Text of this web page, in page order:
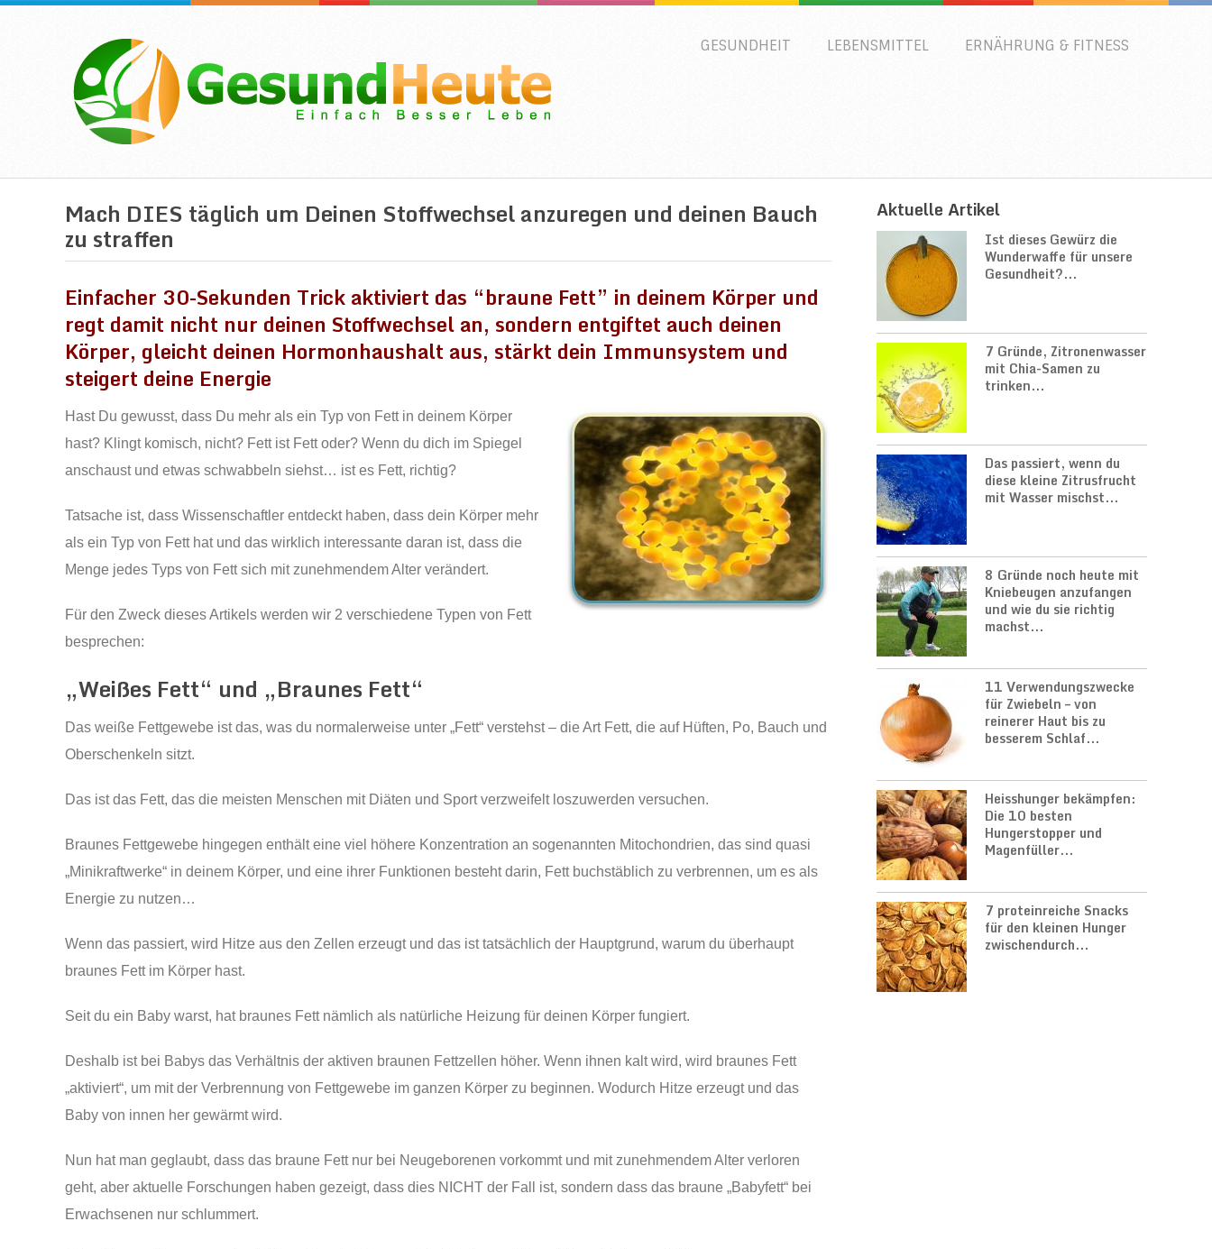
GESUNDHEIT LEBENSMITTEL ERNÄHRUNG & FITNESS
Mach DIES täglich um Deinen Stoffwechsel anzuregen und deinen Bauch
zu straffen
Einfacher 30-Sekunden Trick aktiviert das “braune Fett” in deinem Körper und
regt damit nicht nur deinen Stoffwechsel an, sondern entgiftet auch deinen
Körper, gleicht deinen Hormonhaushalt aus, stärkt dein Immunsystem und
steigert deine Energie
Hast Du gewusst, dass Du mehr als ein Typ von Fett in deinem Körper
hast? Klingt komisch, nicht? Fett ist Fett oder? Wenn du dich im Spiegel
anschaust und etwas schwabbeln siehst… ist es Fett, richtig?
Tatsache ist, dass Wissenschaftler entdeckt haben, dass dein Körper mehr
als ein Typ von Fett hat und das wirklich interessante daran ist, dass die
Menge jedes Typs von Fett sich mit zunehmendem Alter verändert.
Für den Zweck dieses Artikels werden wir 2 verschiedene Typen von Fett
besprechen:
„Weißes Fett“ und „Braunes Fett“
Das weiße Fettgewebe ist das, was du normalerweise unter „Fett“ verstehst – die Art Fett, die auf Hüften, Po, Bauch und
Oberschenkeln sitzt.
Das ist das Fett, das die meisten Menschen mit Diäten und Sport verzweifelt loszuwerden versuchen.
Braunes Fettgewebe hingegen enthält eine viel höhere Konzentration an sogenannten Mitochondrien, das sind quasi
„Minikraftwerke“ in deinem Körper, und eine ihrer Funktionen besteht darin, Fett buchstäblich zu verbrennen, um es als
Energie zu nutzen…
Wenn das passiert, wird Hitze aus den Zellen erzeugt und das ist tatsächlich der Hauptgrund, warum du überhaupt
braunes Fett im Körper hast.
Seit du ein Baby warst, hat braunes Fett nämlich als natürliche Heizung für deinen Körper fungiert.
Deshalb ist bei Babys das Verhältnis der aktiven braunen Fettzellen höher. Wenn ihnen kalt wird, wird braunes Fett
„aktiviert“, um mit der Verbrennung von Fettgewebe im ganzen Körper zu beginnen. Wodurch Hitze erzeugt und das
Baby von innen her gewärmt wird.
Nun hat man geglaubt, dass das braune Fett nur bei Neugeborenen vorkommt und mit zunehmendem Alter verloren
geht, aber aktuelle Forschungen haben gezeigt, dass dies NICHT der Fall ist, sondern dass das braune „Babyfett“ bei
Erwachsenen nur schlummert.
Aktuelle Artikel
Ist dieses Gewürz die
Wunderwaffe für unsere
Gesundheit?...
7 Gründe, Zitronenwasser
mit Chia-Samen zu
trinken...
Das passiert, wenn du
diese kleine Zitrusfrucht
mit Wasser mischst...
8 Gründe noch heute mit
Kniebeugen anzufangen
und wie du sie richtig
machst...
11 Verwendungszwecke
für Zwiebeln – von
reinerer Haut bis zu
besserem Schlaf...
Heisshunger bekämpfen:
Die 10 besten
Hungerstopper und
Magenfüller...
7 proteinreiche Snacks
für den kleinen Hunger
zwischendurch...